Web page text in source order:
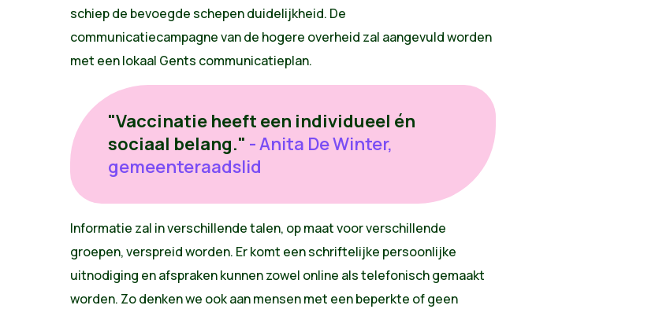
schiep de bevoegde schepen duidelijkheid. De
communicatiecampagne van de hogere overheid zal aangevuld worden
met een lokaal Gents communicatieplan.
"Vaccinatie heeft een individueel én
sociaal belang." - Anita De Winter,
gemeenteraadslid
Informatie zal in verschillende talen, op maat voor verschillende
groepen, verspreid worden. Er komt een schriftelijke persoonlijke
uitnodiging en afspraken kunnen zowel online als telefonisch gemaakt
worden. Zo denken we ook aan mensen met een beperkte of geen